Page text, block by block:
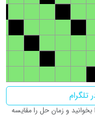
تلگرام
و زمان حل را مقایسه